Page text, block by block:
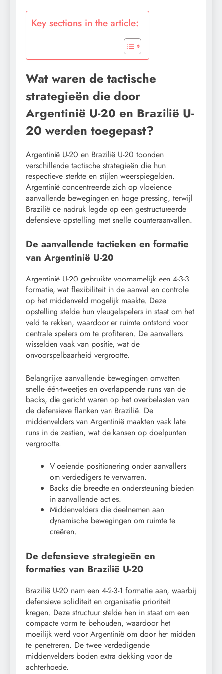
Key sections in the article:
Wat waren de tactische
strategieën die door
Argentinië U-20 en Brazilië U-
20 werden toegepast?
Argentinië U-20 en Brazilië U-20 toonden
verschillende tactische strategieën die hun
respectieve sterkte en stijlen weerspiegelden.
Argentinië concentreerde zich op vloeiende
aanvallende bewegingen en hoge pressing, terwijl
Brazilië de nadruk legde op een gestructureerde
defensieve opstelling met snelle counteraanvallen.
De aanvallende tactieken en formatie
van Argentinië U-20
Argentinië U-20 gebruikte voornamelijk een 4-3-3
formatie, wat flexibiliteit in de aanval en controle
op het middenveld mogelijk maakte. Deze
opstelling stelde hun vleugelspelers in staat om het
veld te rekken, waardoor er ruimte ontstond voor
centrale spelers om te profiteren. De aanvallers
wisselden vaak van positie, wat de
onvoorspelbaarheid vergrootte.
Belangrijke aanvallende bewegingen omvatten
snelle één-tweetjes en overlappende runs van de
backs, die gericht waren op het overbelasten van
de defensieve flanken van Brazilië. De
middenvelders van Argentinië maakten vaak late
runs in de zestien, wat de kansen op doelpunten
vergrootte.
Vloeiende positionering onder aanvallers
om verdedigers te verwarren.
Backs die breedte en ondersteuning bieden
in aanvallende acties.
Middenvelders die deelnemen aan
dynamische bewegingen om ruimte te
creëren.
De defensieve strategieën en
formaties van Brazilië U-20
Brazilië U-20 nam een 4-2-3-1 formatie aan, waarbij
defensieve soliditeit en organisatie prioriteit
kregen. Deze structuur stelde hen in staat om een
compacte vorm te behouden, waardoor het
moeilijk werd voor Argentinië om door het midden
te penetreren. De twee verdedigende
middenvelders boden extra dekking voor de
achterhoede.